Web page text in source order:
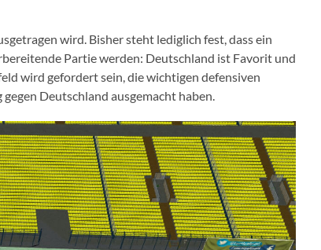
wird. Bisher steht lediglich fest, dass ein
Partie werden: Deutschland ist Favorit und
wird gefordert sein, die wichtigen defensiven
Deutschland ausgemacht haben.